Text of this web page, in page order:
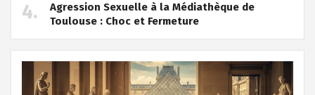
Agression Sexuelle à la Médiathèque de
Toulouse : Choc et Fermeture